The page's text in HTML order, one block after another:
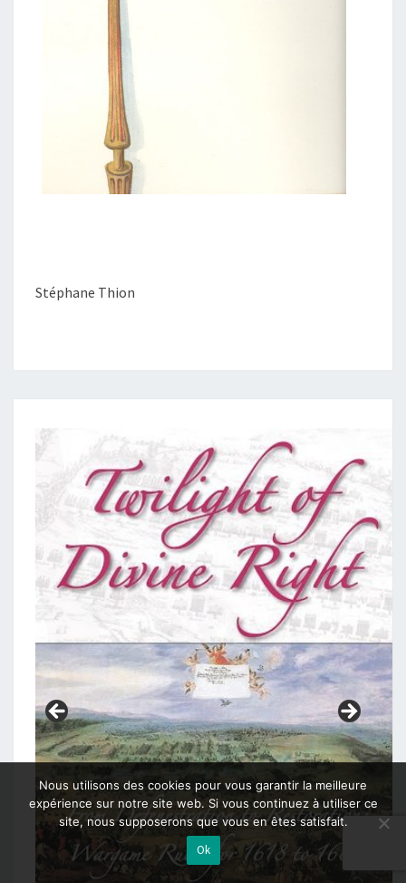
Stéphane Thion
Nous utilisons des cookies pour vous garantir la meilleure
expérience sur notre site web. Si vous continuez à utiliser ce
site, nous supposerons que vous en êtes satisfait.
Ok